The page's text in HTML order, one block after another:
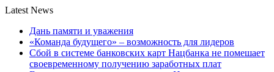
Latest News
Дань памяти и уважения
«Команда будущего» – возможность для лидеров
Сбой в системе банковских карт Нацбанка не помешает
своевременному получению заработных плат